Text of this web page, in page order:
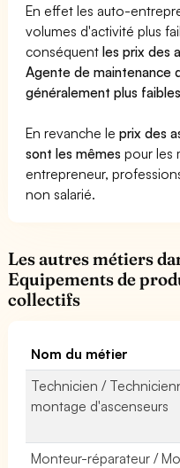
En effet les auto-
volumes d'activité plus
conséquentles prix des
Agente de maintenance
généralement plus faibles
En revanche leprix des
sont les mêmes pour les
entrepreneur,
non salarié.
Les autres métiers
Equipements de
collectifs
Nom du métier
Technicien /
montage d'ascenseurs
Monteur-réparateur /